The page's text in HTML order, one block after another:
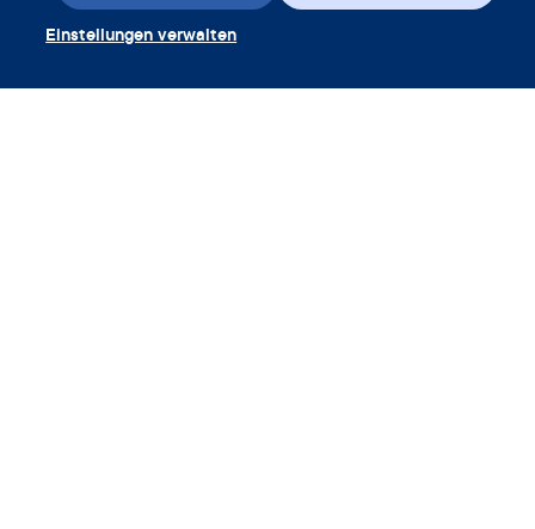
Einstellungen verwalten
App herunterladen